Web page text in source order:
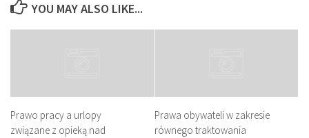
YOU MAY ALSO LIKE...
Prawo pracy a urlopy
związane z opieką nad
Prawa obywateli w zakresie
równego traktowania